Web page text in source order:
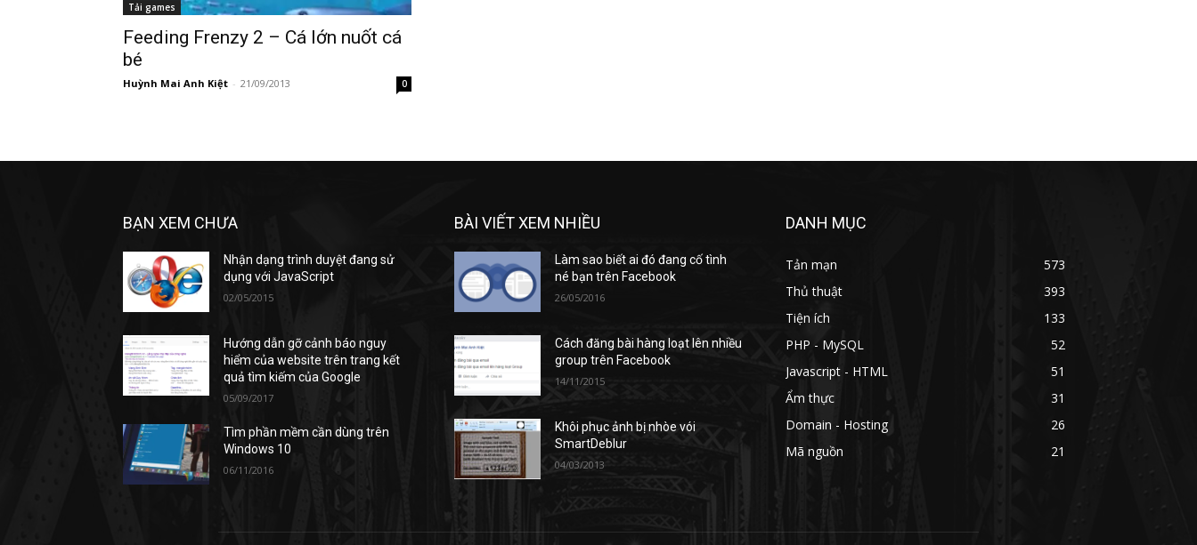
Tải games
Feeding Frenzy 2 – Cá lớn nuốt cá
bé
Huỳnh Mai Anh Kiệt - 21/09/2013 0
BẠN XEM CHƯA
Nhận dạng trình duyệt đang sử
dụng với JavaScript
02/05/2015
Hướng dẫn gỡ cảnh báo nguy
hiểm của website trên trang kết
quả tìm kiếm của Google
05/09/2017
Tìm phần mềm cần dùng trên
Windows 10
06/11/2016
BÀI VIẾT XEM NHIỀU
Làm sao biết ai đó đang cố tình
né bạn trên Facebook
26/05/2016
Cách đăng bài hàng loạt lên nhiều
group trên Facebook
14/11/2015
Khôi phục ảnh bị nhòe vói
SmartDeblur
04/03/2013
DANH MỤC
Tản mạn
573
Thủ thuật
393
Tiện ích
133
PHP - MySQL
52
Javascript - HTML
51
Ẩm thực
31
Domain - Hosting
26
Mã nguồn
21